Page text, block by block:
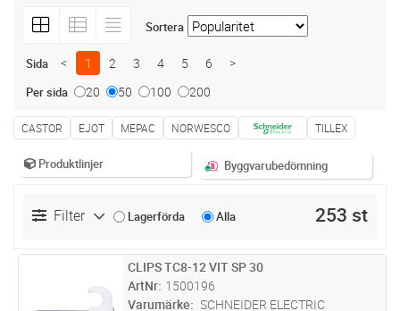
Sortera
Sida < 1 2 3 4 5 6 >
Per sida 20 50 100 200
CASTOR EJOT MEPAC NORWESCO TILLEX
Produktlinjer Byggvarubedömning
Filter Lagerförda Alla 253 st
FP Lägg i kundvagn
CLIPS TC8-12 VIT SP 30
ArtNr 1500196
Varumärke
SCHNEIDER ELECTRIC